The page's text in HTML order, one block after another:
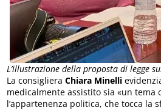
L’illustrazione della proposta di legge
La consiglieraChiara Minelli
medicalmente assistito sia «un tema
l’appartenenza politica, che tocca la